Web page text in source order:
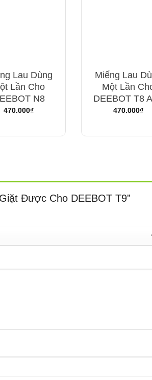
Lau Dùng
Lần Cho
N8
470.000₫
Miếng Lau
Một Lần
DEEBOT T8
470.000₫
Được Cho DEEBOT T9”